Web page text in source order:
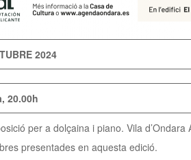
2024
20.00h
per a dolçaina i piano. Vila
presentades en aquesta edició.